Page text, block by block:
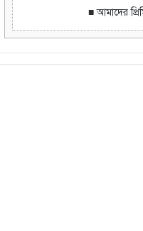
■ আমাদের